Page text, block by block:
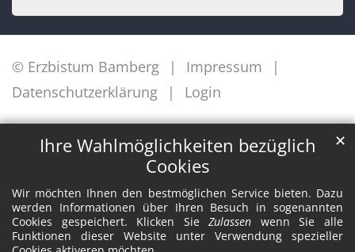
Ihre Wahlmöglichkeiten bezüglich
Cookies
Wir möchten Ihnen den bestmöglichen Service bieten. Dazu
werden Informationen über Ihren Besuch in sogenannten
Cookies gespeichert. Klicken SieZulassen wenn Sie alle
Funktionen dieser Website unter Verwendung spezieller
✕
© Erzbistum Bamberg
Impressum
Datenschutzerklärung
Login